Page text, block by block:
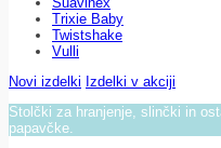
Trixie Baby
Twistshake
Vulli
Novi izdelki Izdelki v akciji
Stolčki za hranjenje, slinčki in
papavčke.